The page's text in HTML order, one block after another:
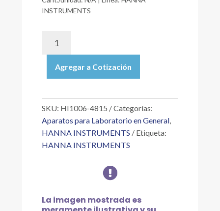
INSTRUMENTS
4815
ELECTRODO
DE
DE
PUNTA
PLANA,
VIDRIO
UNIÓN
DE
Agregar a Cotización
SKU: HI1006-4815
Categorías:
Aparatos para Laboratorio en General,
HANNA INSTRUMENTS
Etiqueta:
HANNA INSTRUMENTS

La imagen mostrada es